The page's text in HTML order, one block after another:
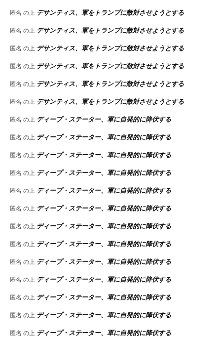
匿名 の上 デサンティス、軍をトランプに敵対させようとする
匿名 の上 デサンティス、軍をトランプに敵対させようとする
匿名 の上 デサンティス、軍をトランプに敵対させようとする
匿名 の上 デサンティス、軍をトランプに敵対させようとする
匿名 の上 デサンティス、軍をトランプに敵対させようとする
匿名 の上 デサンティス、軍をトランプに敵対させようとする
匿名 の上 ディープ・ステーター、軍に自発的に降伏する
匿名 の上 ディープ・ステーター、軍に自発的に降伏する
匿名 の上 ディープ・ステーター、軍に自発的に降伏する
匿名 の上 ディープ・ステーター、軍に自発的に降伏する
匿名 の上 ディープ・ステーター、軍に自発的に降伏する
匿名 の上 ディープ・ステーター、軍に自発的に降伏する
匿名 の上 ディープ・ステーター、軍に自発的に降伏する
匿名 の上 ディープ・ステーター、軍に自発的に降伏する
匿名 の上 ディープ・ステーター、軍に自発的に降伏する
匿名 の上 ディープ・ステーター、軍に自発的に降伏する
匿名 の上 ディープ・ステーター、軍に自発的に降伏する
匿名 の上 ディープ・ステーター、軍に自発的に降伏する
匿名 の上 ディープ・ステーター、軍に自発的に降伏する